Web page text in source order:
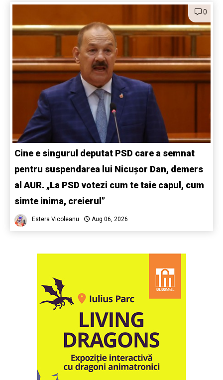
0
Cine e singurul deputat PSD care a semnat
pentru suspendarea lui Nicușor Dan, demers
al AUR. „La PSD votezi cum te taie capul, cum
simte inima, creierul”
Estera Vicoleanu Aug 06, 2026